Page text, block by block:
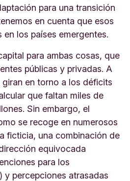
para una transición
en cuenta que esos
los países emergentes.
para ambas cosas, que
públicas y privadas. A
en torno a los déficits
que faltan miles de
Sin embargo, el
se recoge en numerosos
ficticia, una combinación de
equivocada
para los
y percepciones atrasadas